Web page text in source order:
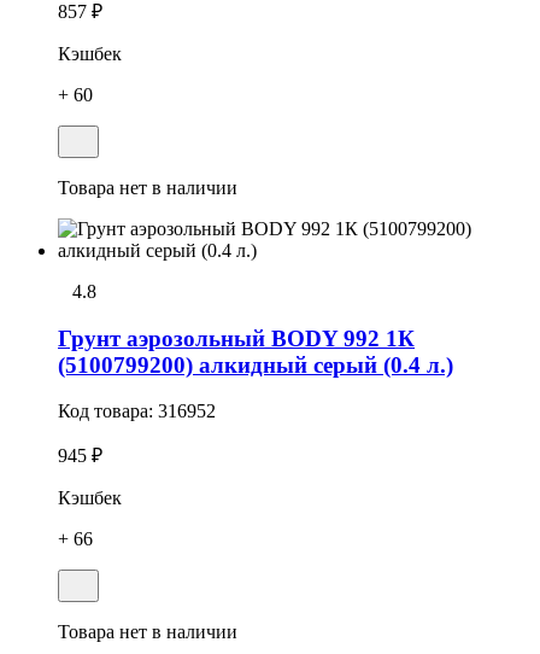
857 ₽
Кэшбек
+ 60
Товара нет в наличии
4.8
Грунт аэрозольный BODY 992 1К
(5100799200) алкидный серый (0.4 л.)
Код товара: 316952
945 ₽
Кэшбек
+ 66
Товара нет в наличии